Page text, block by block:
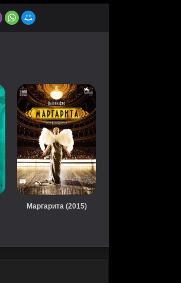
Маргарита (2015)